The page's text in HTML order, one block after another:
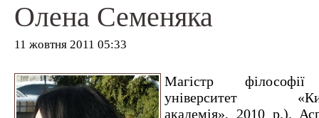
Олена Семеняка
11 жовтня 2011 05:33
Магістр філософії
університет
академія», 2010 р.).